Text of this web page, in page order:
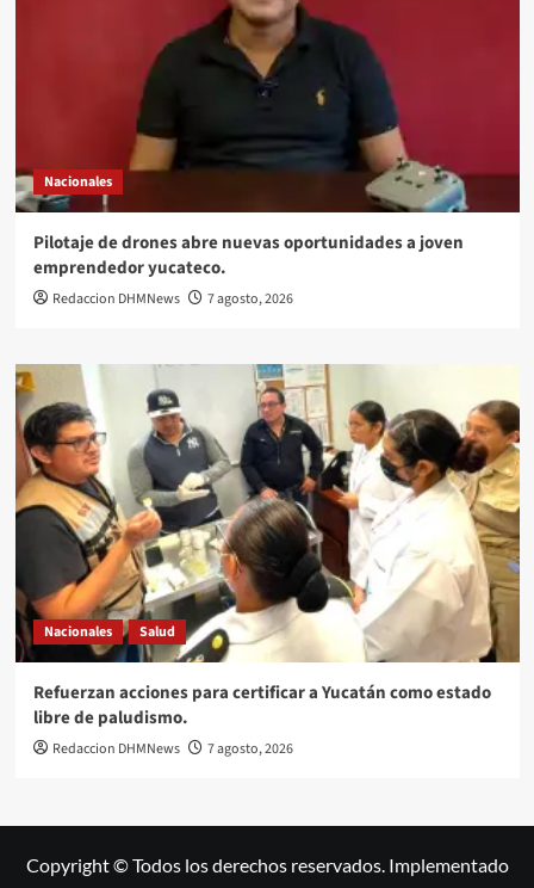
Nacionales
Pilotaje de drones abre nuevas oportunidades a joven
emprendedor yucateco.
Redaccion DHMNews 7 agosto, 2026
Nacionales Salud
Refuerzan acciones para certificar a Yucatán como estado
libre de paludismo.
Redaccion DHMNews 7 agosto, 2026
Copyright © Todos los derechos reservados. Implementado